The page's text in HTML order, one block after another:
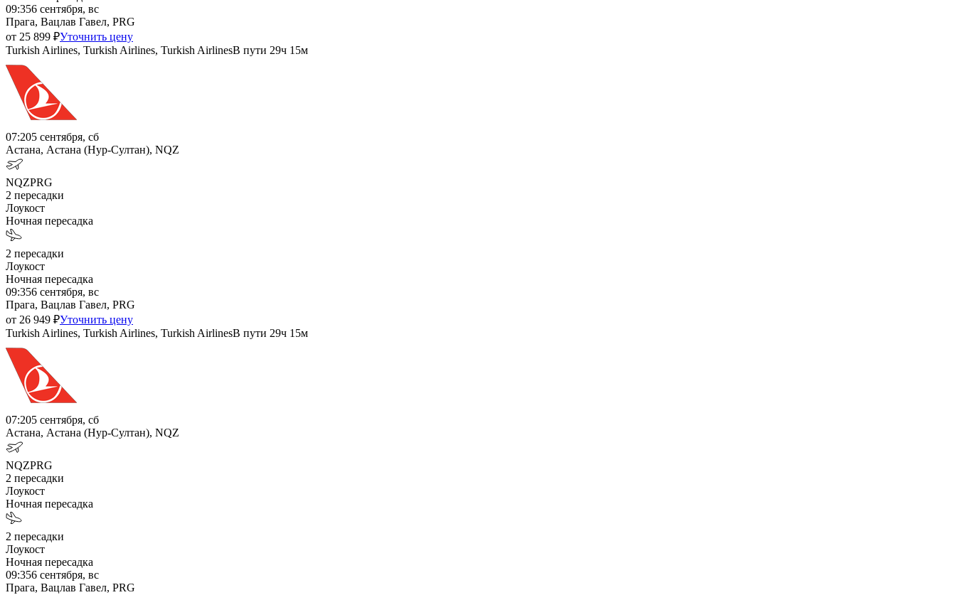
09:356 сентября, вс
Прага, Вацлав Гавел, PRG
от 25 899 ₽Уточнить цену
Turkish Airlines, Turkish Airlines, Turkish AirlinesВ пути 29ч 15м
07:205 сентября, сб
Астана, Астана (Нур-Султан), NQZ
NQZPRG
2 пересадки
Лоукост
Ночная пересадка
2 пересадки
Лоукост
Ночная пересадка
09:356 сентября, вс
Прага, Вацлав Гавел, PRG
от 26 949 ₽Уточнить цену
Turkish Airlines, Turkish Airlines, Turkish AirlinesВ пути 29ч 15м
07:205 сентября, сб
Астана, Астана (Нур-Султан), NQZ
NQZPRG
2 пересадки
Лоукост
Ночная пересадка
2 пересадки
Лоукост
Ночная пересадка
09:356 сентября, вс
Прага, Вацлав Гавел, PRG